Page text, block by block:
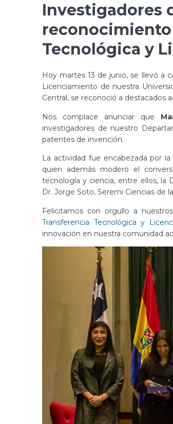
Investigadores
Tecnológica y
Hoy martes 13 de junio, se llevó a
Licenciamiento de nuestra
Central, se reconoció a destacados
Nos complace anunciar que
investigadores de nuestro
patentes de invención.
La actividad fue encabezada por
quien además moderó el
tecnología y ciencia, entre ellos, la
Dr. Jorge Soto, Seremi Ciencias de
Felicitamos con orgullo a
Transferencia Tecnológica y
innovación en nuestra comunidad